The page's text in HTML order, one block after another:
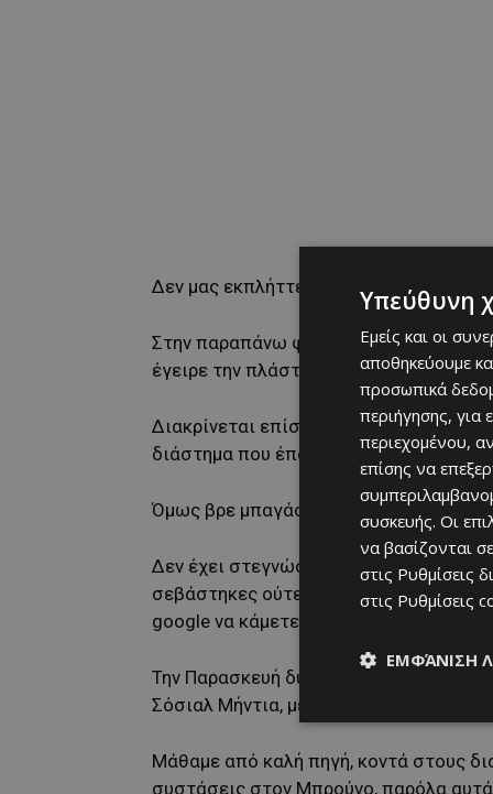
Δεν μας εκπλήττει επίσης, ότι η κάθε
Στην παραπάνω φωτογραφία,
έγειρε την πλάστιγγα υπέρ της Πάφου,
Διακρίνεται επίσης ο Μπρούνο
διάστημα που έπαιξε αλλαγή) για να
Όμως βρε μπαγάσα Μπρούνο, γιατί
Δεν έχει στεγνώσει το μελάνι, από τις
σεβάστηκες ούτε το ψωμί που έφαγες
google να κάμετε αγαπητοί
Την Παρασκευή δυστυχώς, σε αφήνει
Σόσιαλ Μήντια, με τις προκλητικές
Μάθαμε από καλή πηγή, κοντά στους
συστάσεις στον Μπρούνο, παρόλα αυτά
Υπεύθυνη
Εμείς και οι
αποθηκεύουμε
προσωπικά
περιήγησης, για
περιεχομένου,
επίσης να
συσκευής. Οι
να βασίζονται
στις Ρυθμίσεις
στις Ρυθμίσεις
ΕΜΦΆΝΙΣΗ